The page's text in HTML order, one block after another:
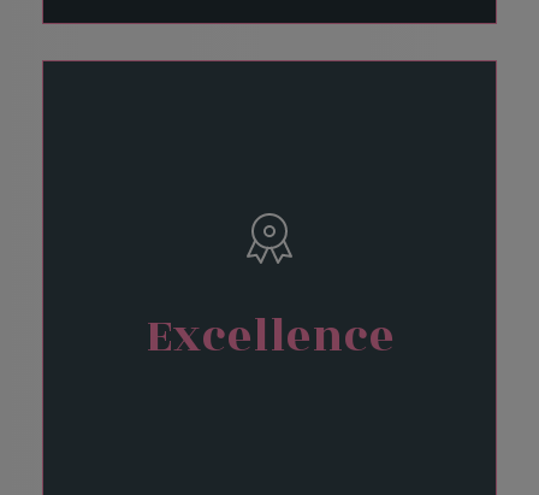
euismod, veilt arcu mattis diam, in scelerisque
purus.
Excellence